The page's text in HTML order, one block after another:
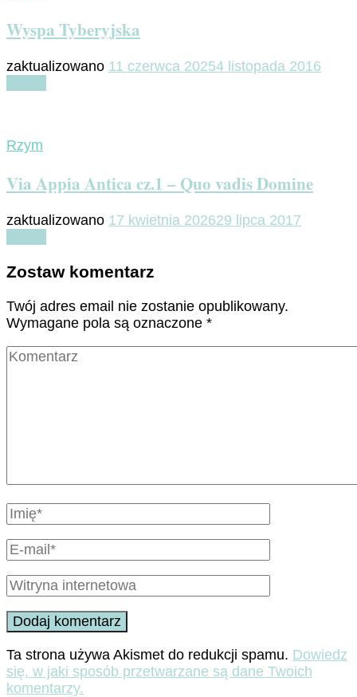
Wyspa Tyberyjska
zaktualizowano 11 czerwca 20254 listopada 2016
Rzym
Via Appia Antica cz.1 – Quo vadis Domine
zaktualizowano 17 kwietnia 202629 lipca 2017
Zostaw komentarz
Twój adres email nie zostanie opublikowany.
Wymagane pola są oznaczone *
Ta strona używa Akismet do redukcji spamu. Dowiedz
się, w jaki sposób przetwarzane są dane Twoich
komentarzy.